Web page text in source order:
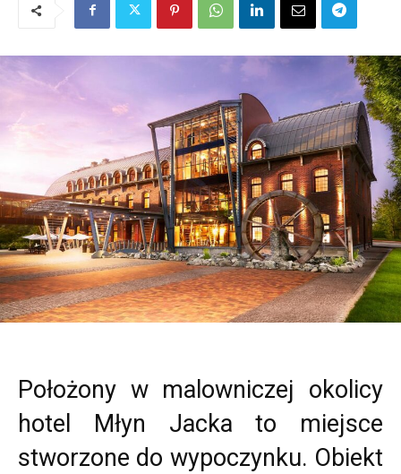
Położony w malowniczej okolicy
hotel Młyn Jacka to miejsce
stworzone do wypoczynku. Obiekt